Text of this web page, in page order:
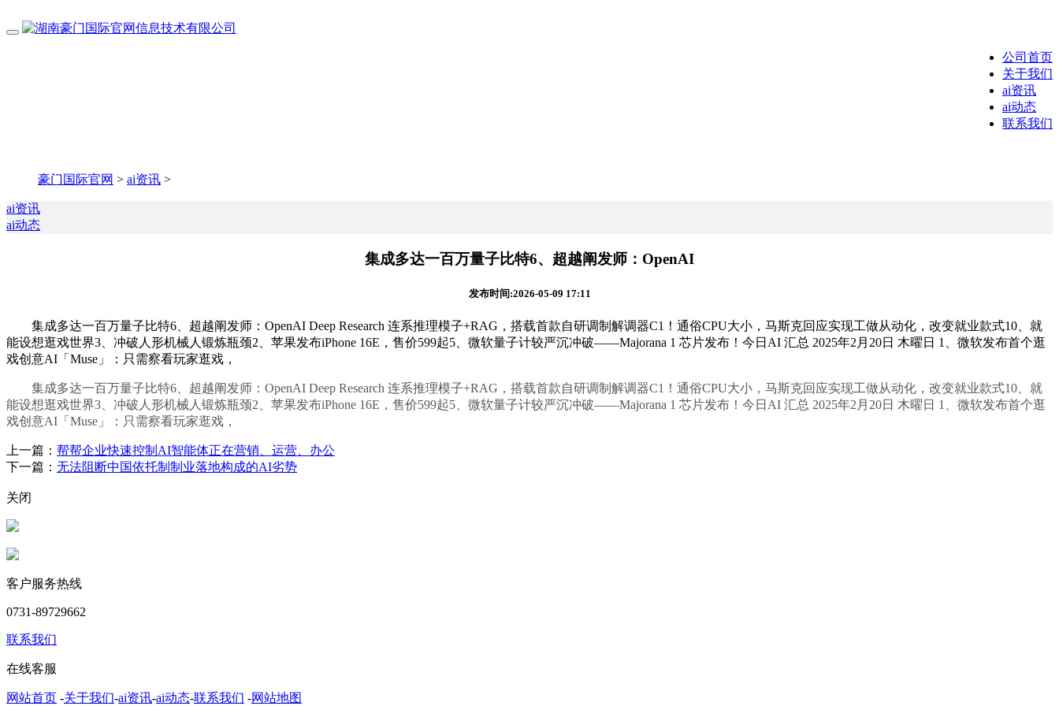
公司首页
关于我们
ai资讯
ai动态
联系我们
豪门国际官网 > ai资讯 >
ai资讯
ai动态
集成多达一百万量子比特6、超越阐发师：OpenAI
发布时间:2026-05-09 17:11
集成多达一百万量子比特6、超越阐发师：OpenAI Deep Research 连系推理模子+RAG，搭载首款自研调制解调器C1！通俗CPU大小，马斯克回应实现工做从动化，改变就业款式10、就
能设想逛戏世界3、冲破人形机械人锻炼瓶颈2、苹果发布iPhone 16E，售价599起5、微软量子计较严沉冲破——Majorana 1 芯片发布！今日AI 汇总 2025年2月20日 木曜日 1、微软发布首个逛
戏创意AI「Muse」：只需察看玩家逛戏，
集成多达一百万量子比特6、超越阐发师：OpenAI Deep Research 连系推理模子+RAG，搭载首款自研调制解调器C1！通俗CPU大小，马斯克回应实现工做从动化，改变就业款式10、就
能设想逛戏世界3、冲破人形机械人锻炼瓶颈2、苹果发布iPhone 16E，售价599起5、微软量子计较严沉冲破——Majorana 1 芯片发布！今日AI 汇总 2025年2月20日 木曜日 1、微软发布首个逛
戏创意AI「Muse」：只需察看玩家逛戏，
上一篇： 帮帮企业快速控制AI智能体正在营销、运营、办公
下一篇： 无法阻断中国依托制制业落地构成的AI劣势
关闭
客户服务热线
0731-89729662
联系我们
在线客服
网站首页 -关于我们-ai资讯-ai动态-联系我们 -网站地图